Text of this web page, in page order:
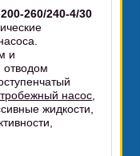
260/240-4/30
и
отводом
насос
жидкости,